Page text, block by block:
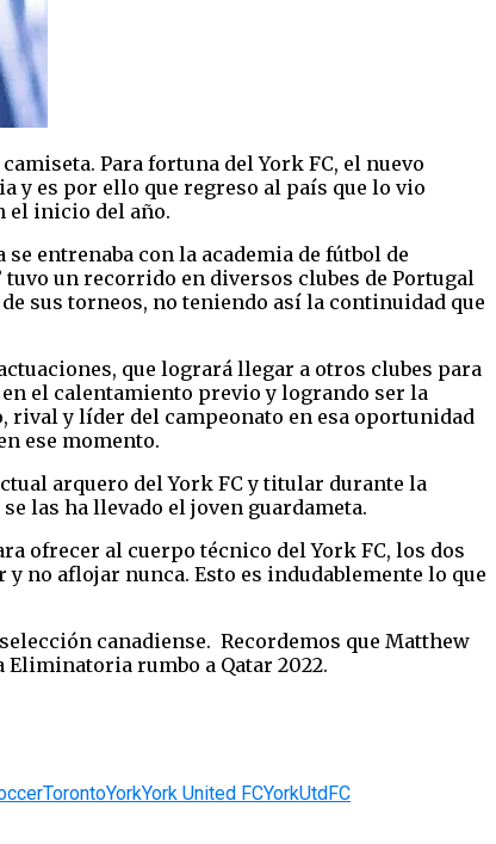
Para fortuna del York FC, el nuevo
y es por ello que regreso al país que lo vio
el inicio del año.
entrenaba con la academia de fútbol de
un recorrido en diversos clubes de Portugal
sus torneos, no teniendo así la continuidad que
que logrará llegar a otros clubes para
el calentamiento previo y logrando ser la
y líder del campeonato en esa oportunidad
ese momento.
arquero del York FC y titular durante la
las ha llevado el joven guardameta.
ofrecer al cuerpo técnico del York FC, los dos
no aflojar nunca. Esto es indudablemente lo que
canadiense. Recordemos que Matthew
Eliminatoria rumbo a Qatar 2022.
TorontoYorkYork United FCYorkUtdFC